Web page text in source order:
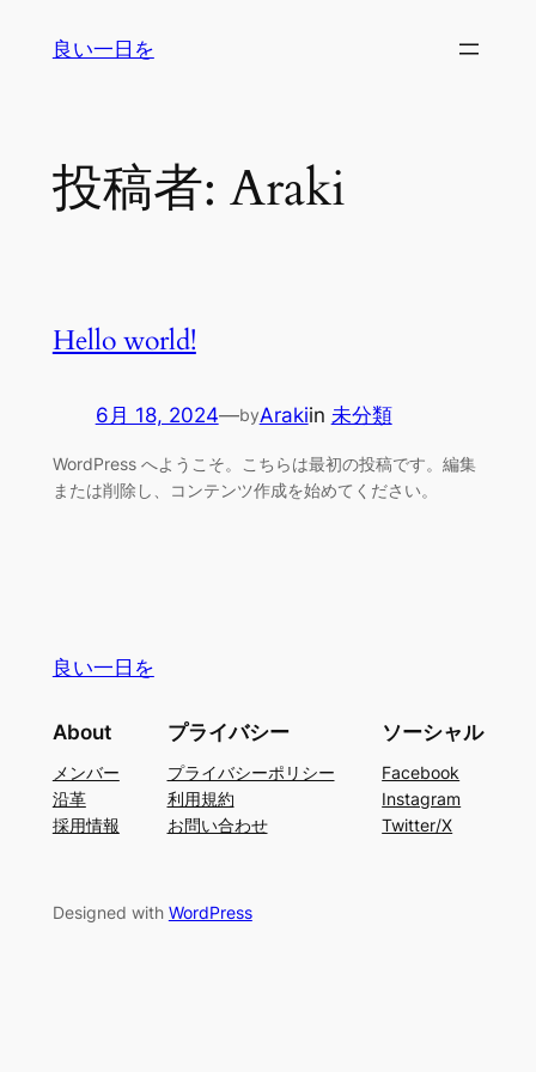
良い一日を
投稿者: Araki
Hello world!
6月 18, 2024—byArakiin 未分類
WordPress へようこそ。こちらは最初の投稿です。編集
または削除し、コンテンツ作成を始めてください。
良い一日を
About
メンバー
沿革
採用情報
プライバシー
プライバシーポリシー
利用規約
お問い合わせ
ソーシャル
Facebook
Instagram
Twitter/X
Designed with WordPress